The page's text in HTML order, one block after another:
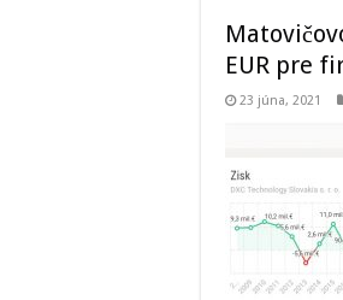
EUR pre
23 júna, 2021